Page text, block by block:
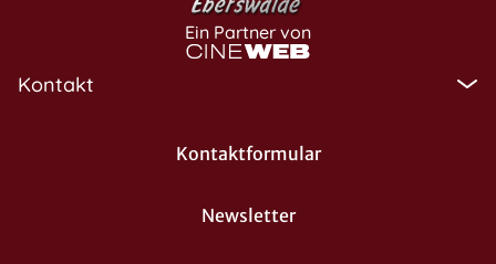
Ein Partner von
Kontakt
Kontaktformular
Newsletter